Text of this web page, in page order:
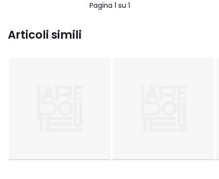
Pagina 1 su 1
Articoli simili